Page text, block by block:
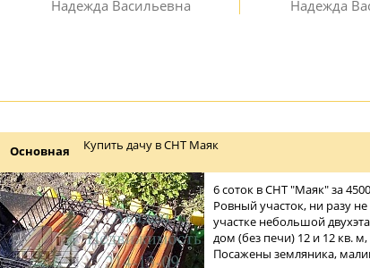
Надежда Васильевна Надежда
Основная Купить дачу в СНТ Маяк
6 соток в СНТ "Маяк" за
Ровный участок, ни разу не
участке небольшой
дом (без печи) 12 и 12 кв. м,
Посажены земляника,